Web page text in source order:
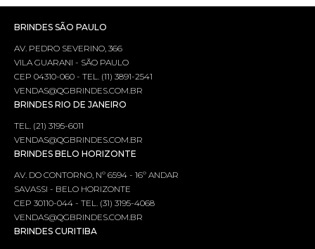
BRINDES SÃO PAULO
AV. PEDRO SEVERINO, 366
VILA GUARANI - SÃO PAULO
CEP 04310-060 - TEL. (11) 3891-2541
VENDAS@QGBRINDES.COM.BR
BRINDES RIO DE JANEIRO
TEL. (21) 3195-6011
VENDAS@QGBRINDES.COM.BR
BRINDES BELO HORIZONTE
AV. DO CONTORNO, Nº 6594 - 16º ANDAR
SAVASSI - BELO HORIZONTE
CEP 30110-044 - TEL. (31) 3195-4068
VENDAS@QGBRINDES.COM.BR
BRINDES CURITIBA